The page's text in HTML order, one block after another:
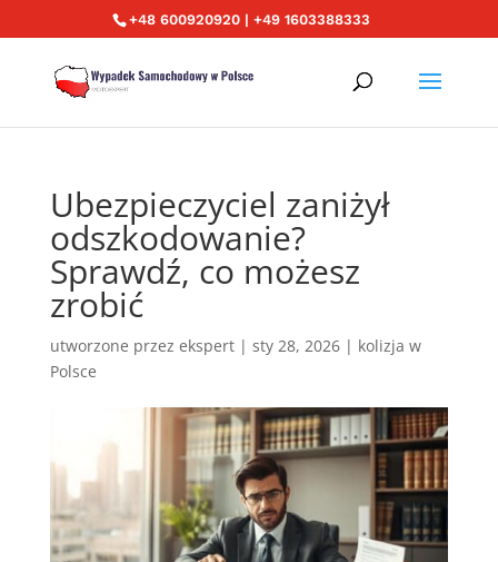
+48 600920920 | +49 1603388333
Ubezpieczyciel zaniżył
odszkodowanie?
Sprawdź, co możesz
zrobić
utworzone przez ekspert| sty 28, 2026| kolizja w
Polsce